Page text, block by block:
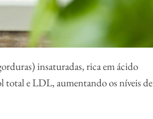
insaturadas, rica em ácido
total e LDL, aumentando os níveis de